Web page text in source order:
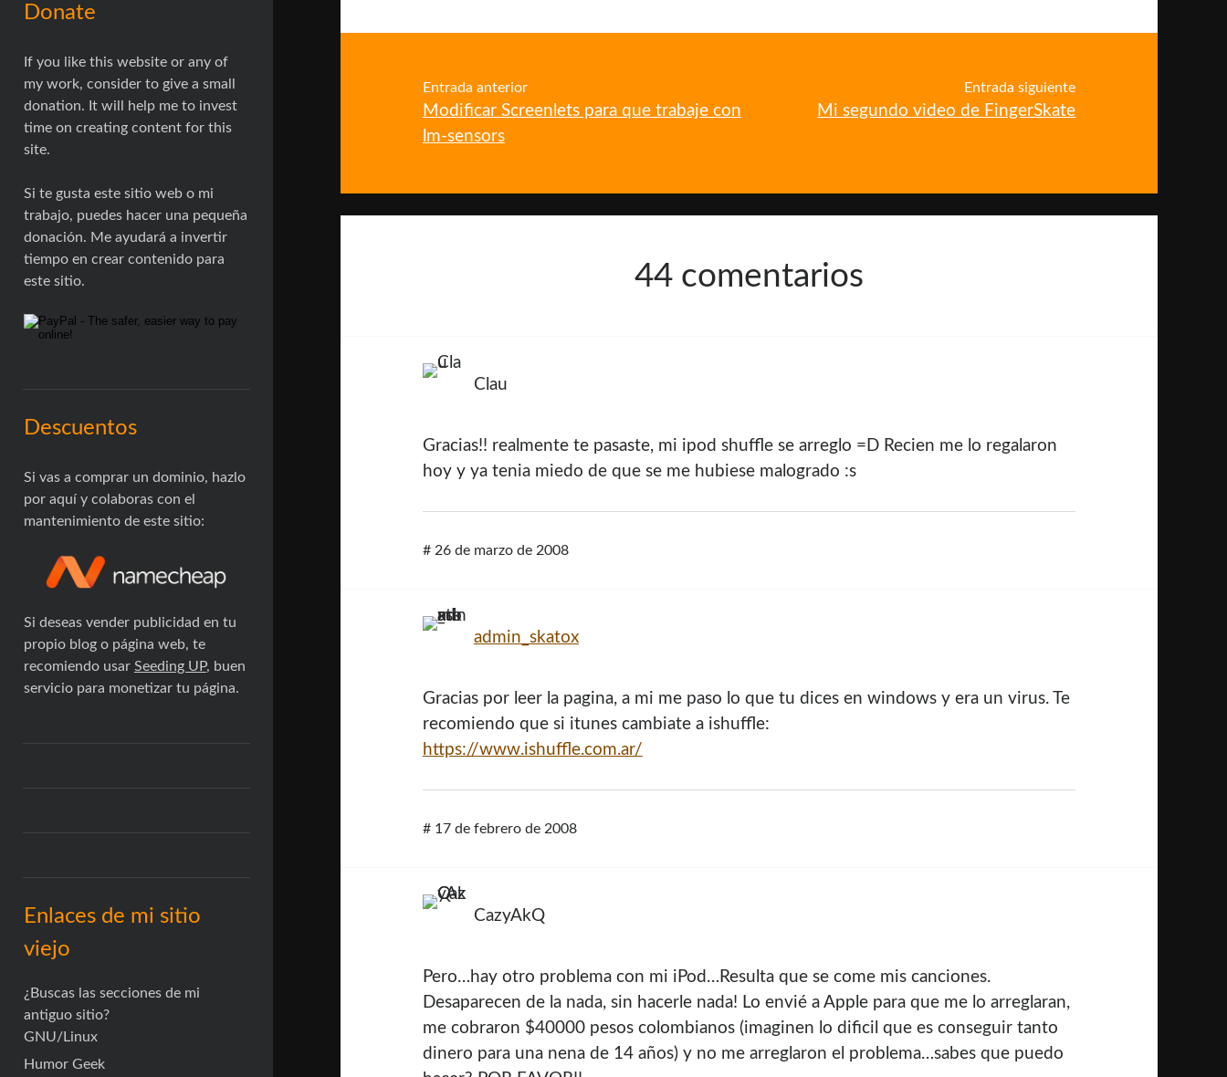
Donate
If you like this website or any of
my work, consider to give a small
donation. It will help me to invest
time on creating content for this
site.
Si te gusta este sitio web o mi
trabajo, puedes hacer una pequeña
donación. Me ayudará a invertir
tiempo en crear contenido para
este sitio.
Descuentos
Si vas a comprar un dominio, hazlo
por aquí y colaboras con el
mantenimiento de este sitio:
Si deseas vender publicidad en tu
propio blog o página web, te
recomiendo usar Seeding UP, buen
servicio para monetizar tu página.
Enlaces de mi sitio
viejo
¿Buscas las secciones de mi
antiguo sitio?
GNU/Linux
Humor Geek
Entrada anterior
Modificar Screenlets para que trabaje con
lm-sensors
Entrada siguiente
Mi segundo video de FingerSkate
44 comentarios
Clau
Gracias!! realmente te pasaste, mi ipod shuffle se arreglo =D Recien me lo regalaron
hoy y ya tenia miedo de que se me hubiese malogrado :s
# 26 de marzo de 2008
admin_skatox
Gracias por leer la pagina, a mi me paso lo que tu dices en windows y era un virus. Te
recomiendo que si itunes cambiate a ishuffle:
https://www.ishuffle.com.ar/
# 17 de febrero de 2008
CazyAkQ
Pero…hay otro problema con mi iPod…Resulta que se come mis canciones.
Desaparecen de la nada, sin hacerle nada! Lo envié a Apple para que me lo arreglaran,
me cobraron $40000 pesos colombianos (imaginen lo dificil que es conseguir tanto
dinero para una nena de 14 años) y no me arreglaron el problema…sabes que puedo